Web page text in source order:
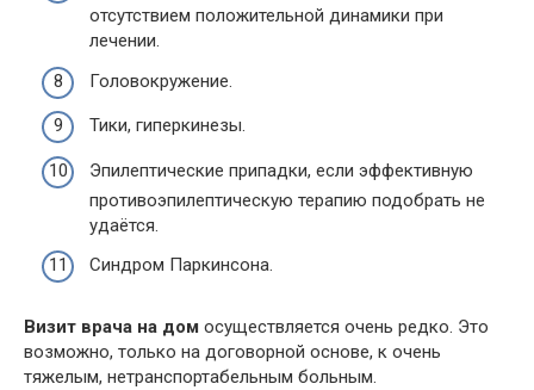
отсутствием положительной динамики при
лечении.
Головокружение.
Тики, гиперкинезы.
Эпилептические припадки, если эффективную
противоэпилептическую терапию подобрать не
удаётся.
Синдром Паркинсона.
Визит врача на дом осуществляется очень редко. Это
возможно, только на договорной основе, к очень
тяжелым, нетранспортабельным больным.